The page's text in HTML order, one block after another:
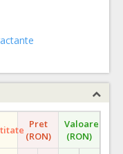
Pret
(RON)
Valoare
(RON)